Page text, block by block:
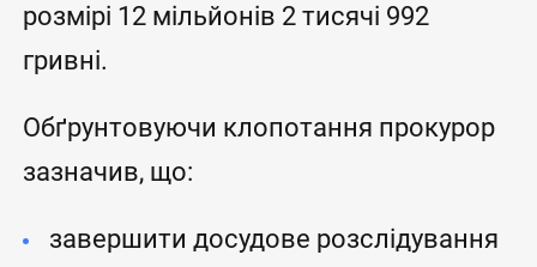
розмірі 12 мільйонів 2 тисячі 992
гривні.
Обґрунтовуючи клопотання прокурор
зазначив, що:
завершити досудове розслідування